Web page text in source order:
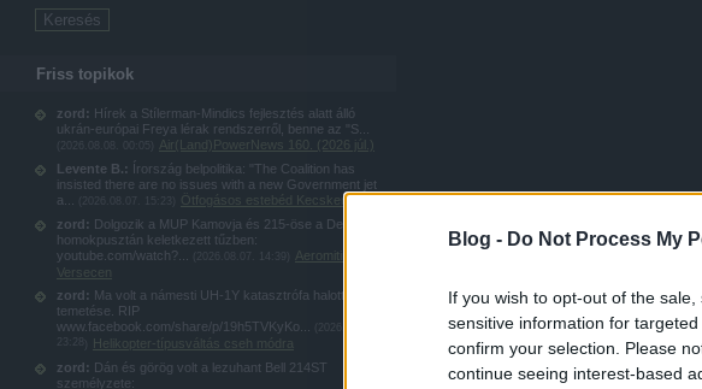
Blog - Do Not Process My
If you wish to opt-out of the
sensitive information for
confirm your selection. Please
continue seeing interest-based
Friss topikok
zord: Hírek a Stílerman-Mindics fejlesztés alatt álló
ukrán-európai Freya lérak rendszerről, benne az "S...
Air(Land)PowerNews 160. (2026 júl.)
Levente B.: Írország belpolitika: "The Coalition has
insisted there are no issues with a new Government jet
a...
Ötfogásos estebéd Kecskeméten
zord: Dolgozik a MUP Kamovja és 215-öse a Delibláti-
homokpusztán keletkezett tűzben:
youtube.com/watch?...
Aeromiting
Versecen
zord: Ma volt a námesti UH-1Y katasztrófa halottjának
temetése. RIP
www.facebook.com/share/p/19h5TVKyKo...
Helikopter-típusváltás cseh módra
zord: Dán és görög volt a lezuhant Bell 214ST
személyzete: